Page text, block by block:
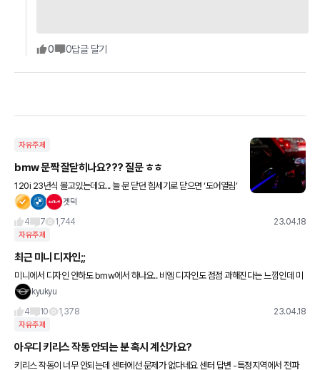
0 0답글 달기
자유주제
bmw 문짝 잘닫히나요??? 질문 ㅎㅎ
120i 23년식 몰고있는데요... 늘 문 닫던 힘세기로 닫으면 ‘도어열림’
이라고 경고가뜨네요 ㅎㅎㅎ 생각보다 쎄게 닫아야 잘 닫히는거같은
겟덕
4
7 1,744 23.04.18
자유주제
최근 미니 디자인;;
미니에서 디자인 안하도 bmw에서 하나요.. 비엠 디자인도 점점 과해진다는 느낌인데 미
kyukyu
4
10 1,378 23.04.18
자유주제
아우디 키리스 작동 안되는 분 혹시 계신가요?
키리스 작동이 너무 안되는데 센터에선 문제가 없다네요 센터 답변 -특정지역에서 전파